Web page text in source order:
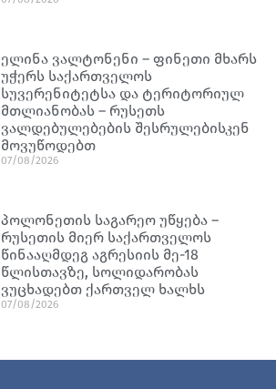
ელინა ვალტონენი – ფინეთი მხარს
უჭერს საქართველოს
სუვერენიტეტსა და ტერიტორიულ
მთლიანობას – რუსეთს
ვალდებულებების შესრულებისკენ
მოვუწოდებთ
07/08/2026
პოლონეთის საგარეო უწყება –
რუსეთის მიერ საქართველოს
წინააღმდეგ აგრესიის მე-18
წლისთავზე, სოლიდარობას
ვუცხადებთ ქართველ ხალხს
07/08/2026